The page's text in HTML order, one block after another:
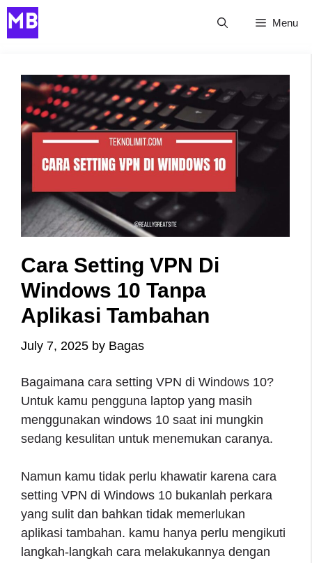
Skip
to
Menu
Cara Setting VPN Di
Windows 10 Tanpa
Aplikasi Tambahan
July 7, 2025 by Bagas
Bagaimana cara setting VPN di Windows 10?
Untuk kamu pengguna laptop yang masih
menggunakan windows 10 saat ini mungkin
sedang kesulitan untuk menemukan caranya.
Namun kamu tidak perlu khawatir karena cara
setting VPN di Windows 10 bukanlah perkara
yang sulit dan bahkan tidak memerlukan
aplikasi tambahan. kamu hanya perlu mengikuti
langkah-langkah cara melakukannya dengan